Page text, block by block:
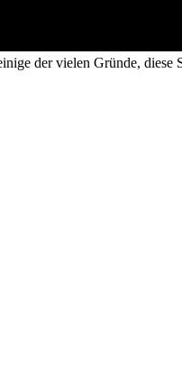
der vielen Gründe, diese